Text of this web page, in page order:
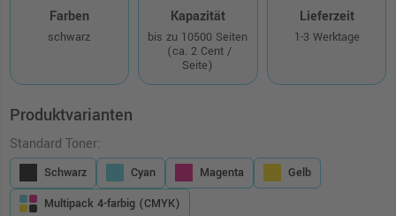
Farben
schwarz
Kapazität
bis zu 10500 Seiten
(ca. 2 Cent /
Seite)
Lieferzeit
1-3 Werktage
Produktvarianten
Standard Toner:
Schwarz Cyan Magenta
Gelb
Multipack 4-farbig (CMYK)